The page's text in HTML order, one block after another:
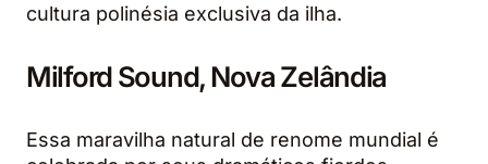
cultura polinésia exclusiva da ilha.
Milford Sound, Nova Zelândia
Essa maravilha natural de renome mundial é